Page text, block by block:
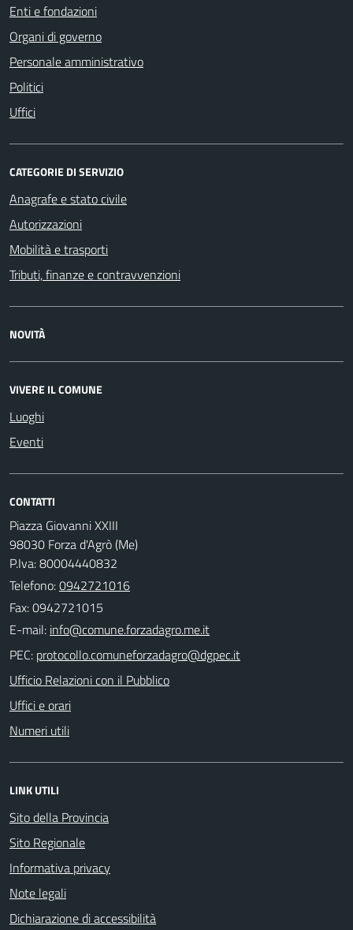
Enti e fondazioni
Organi di governo
Personale amministrativo
Politici
Uffici
CATEGORIE DI SERVIZIO
Anagrafe e stato civile
Autorizzazioni
Mobilità e trasporti
Tributi, finanze e contravvenzioni
NOVITÀ
VIVERE IL COMUNE
Luoghi
Eventi
CONTATTI
Piazza Giovanni XXIII
98030 Forza d'Agrò (Me)
P.Iva: 80004440832
Telefono:0942721016
Fax: 0942721015
E-mail:
PEC:
Ufficio Relazioni con il Pubblico
Uffici e orari
Numeri utili
LINK UTILI
Sito della Provincia
Sito Regionale
Informativa privacy
Note legali
Dichiarazione di accessibilità